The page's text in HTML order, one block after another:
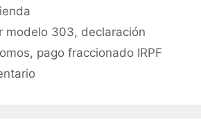
modelo 303, declaración
, pago fraccionado IRPF